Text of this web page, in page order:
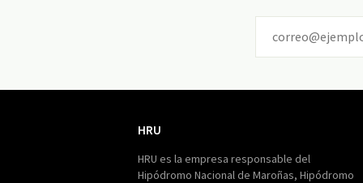
HRU
HRU es la empresa responsable del
Hipódromo Nacional de Maroñas, Hipódromo